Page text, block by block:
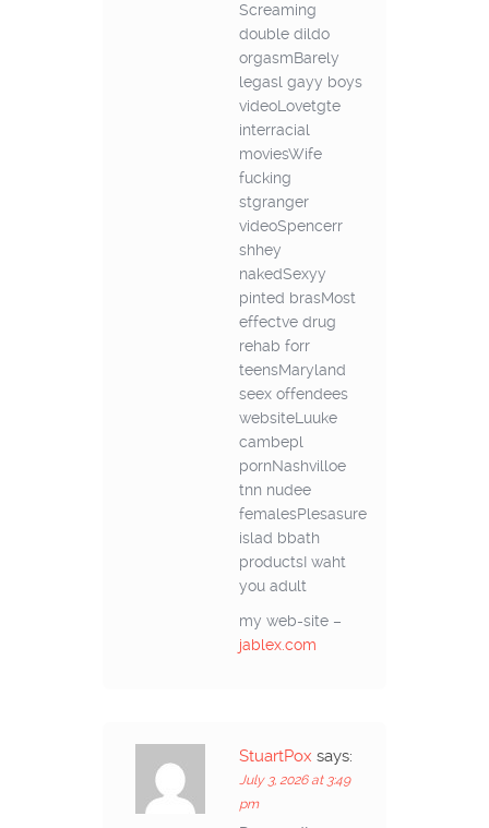
Screaming
double dildo
orgasmBarely
legasl gayy boys
videoLovetgte
interracial
moviesWife
fucking
stgranger
videoSpencerr
shhey
nakedSexyy
pinted brasMost
effectve drug
rehab forr
teensMaryland
seex offendees
websiteLuuke
cambepl
pornNashvilloe
tnn nudee
femalesPlesasure
islad bbath
productsI waht
you adult
my web-site –
jablex.com
StuartPox says:
July 3, 2026 at 3:49
pm